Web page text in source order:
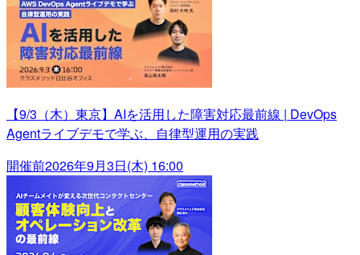
【9/3（木）東京】AIを活用した障害対応最前線 | DevOps
Agentライブデモで学ぶ、自律型運用の実践
開催前2026年9月3日(木) 16:00